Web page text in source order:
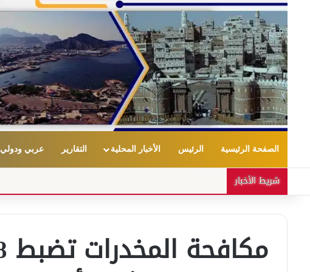
الصفحة الرئيسية الرئيس الأخبار المحلية التقارير عربي ودولي
شريط الأخبار